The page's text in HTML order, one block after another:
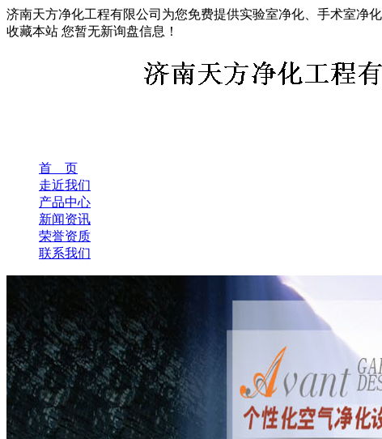
济南天方净化工程有限公司为您免费提供实验室净化、手术室净
收藏本站 您暂无新询盘信息！
首 页
走近我们
产品中心
新闻资讯
荣誉资质
联系我们